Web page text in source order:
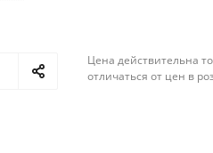
Цена действительна
отличаться от цен в